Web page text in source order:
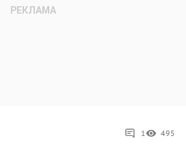
1 495